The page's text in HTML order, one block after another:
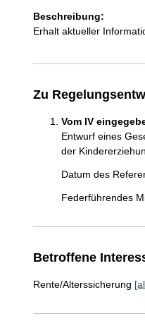
Beschreibung:
Erhalt aktueller
Zu
Vom IV
Entwurf eines
der
Datum des
Federführendes
Betroffene
Rente/Alterssicherung